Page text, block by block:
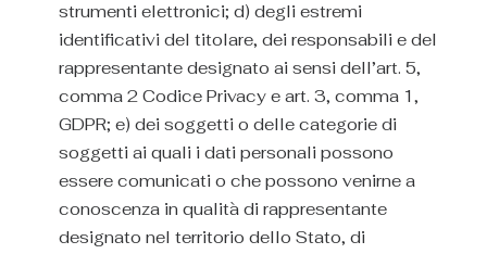
strumenti elettronici; d) degli estremi
identificativi del titolare, dei responsabili e del
rappresentante designato ai sensi dell’art. 5,
comma 2 Codice Privacy e art. 3, comma 1,
GDPR; e) dei soggetti o delle categorie di
soggetti ai quali i dati personali possono
essere comunicati o che possono venirne a
conoscenza in qualità di rappresentante
designato nel territorio dello Stato, di